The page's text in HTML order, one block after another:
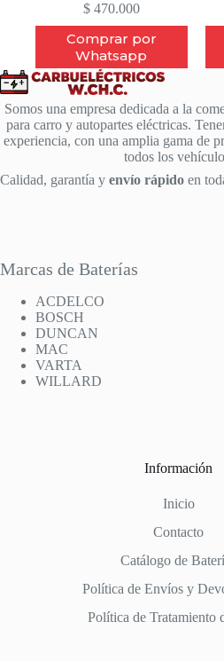
$470.000
Comprar por
Whatsapp
Somos una empresa dedicada a la
para carro y autopartes eléctricas.
experiencia, con una amplia gama de
todos los
Calidad, garantía y envío rápido en
Marcas de Baterías
ACDELCO
BOSCH
DUNCAN
MAC
VARTA
WILLARD
Información
Inicio
Contacto
Catálogo de
Política de Envíos y
Política de Tratamiento